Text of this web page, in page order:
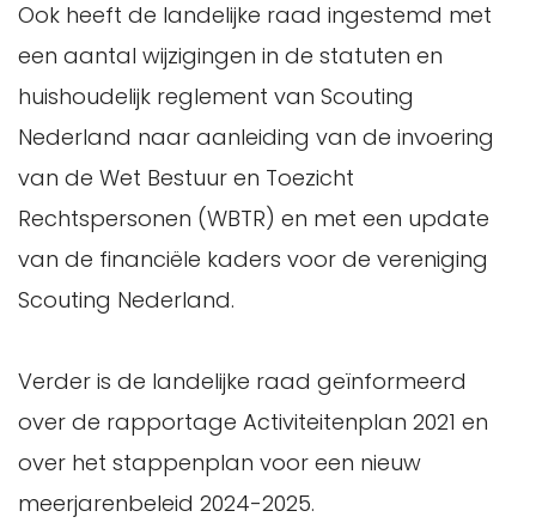
Ook heeft de landelijke raad ingestemd met
een aantal wijzigingen in de statuten en
huishoudelijk reglement van Scouting
Nederland naar aanleiding van de invoering
van de Wet Bestuur en Toezicht
Rechtspersonen (WBTR) en met een update
van de financiële kaders voor de vereniging
Scouting Nederland.
Verder is de landelijke raad geïnformeerd
over de rapportage Activiteitenplan 2021 en
over het stappenplan voor een nieuw
meerjarenbeleid 2024-2025.